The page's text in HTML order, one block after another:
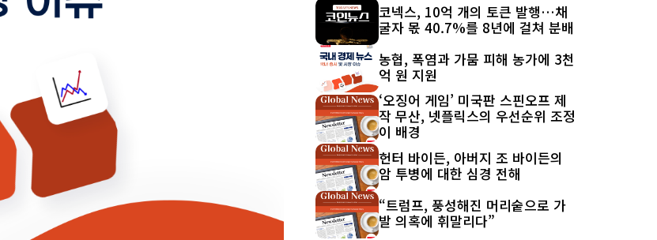
코넥스, 10억 개의 토큰 발행…채
굴자 몫 40.7%를 8년에 걸쳐 분배
농협, 폭염과 가뭄 피해 농가에 3천
억 원 지원
‘오징어 게임’ 미국판 스핀오프 제
작 무산, 넷플릭스의 우선순위 조정
이 배경
헌터 바이든, 아버지 조 바이든의
암 투병에 대한 심경 전해
“트럼프, 풍성해진 머리숱으로 가
발 의혹에 휘말리다”